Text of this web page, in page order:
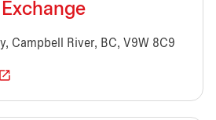
Campbell River, BC, V9W 8C9